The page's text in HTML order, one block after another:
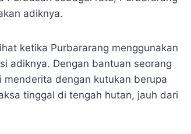
adiknya.
ketika Purbararang menggunakan
adiknya. Dengan bantuan seorang
menderita dengan kutukan berupa
tinggal di tengah hutan, jauh dari